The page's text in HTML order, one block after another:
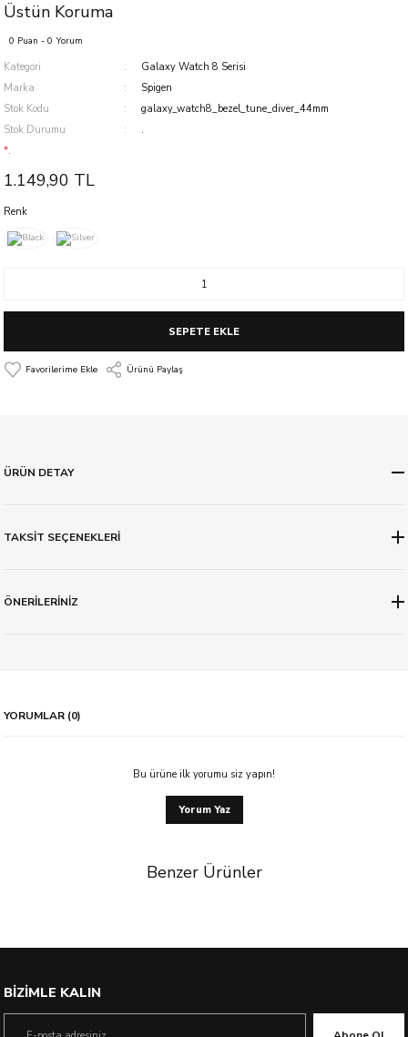
Üstün Koruma
0 Puan - 0 Yorum
Kategori
Galaxy Watch 8 Serisi
Marka
Spigen
Stok Kodu
galaxy_watch8_bezel_tune_diver_44mm
Stok Durumu
.
*.
1.149,90 TL
Renk
SEPETE EKLE
Ürünü Paylaş
ÜRÜN DETAY
TAKSİT SEÇENEKLERİ
ÖNERİLERİNİZ
YORUMLAR (0)
Bu ürüne ilk yorumu siz yapın!
Yorum Yaz
Benzer Ürünler
BİZİMLE KALIN